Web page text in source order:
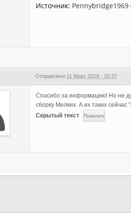
Источник: Pennybridge1969
Отправлено 11 Март 2018 - 20:37
Спасибо за информацию! Но не
сборку Мелких. А их таких
Скрытый текст